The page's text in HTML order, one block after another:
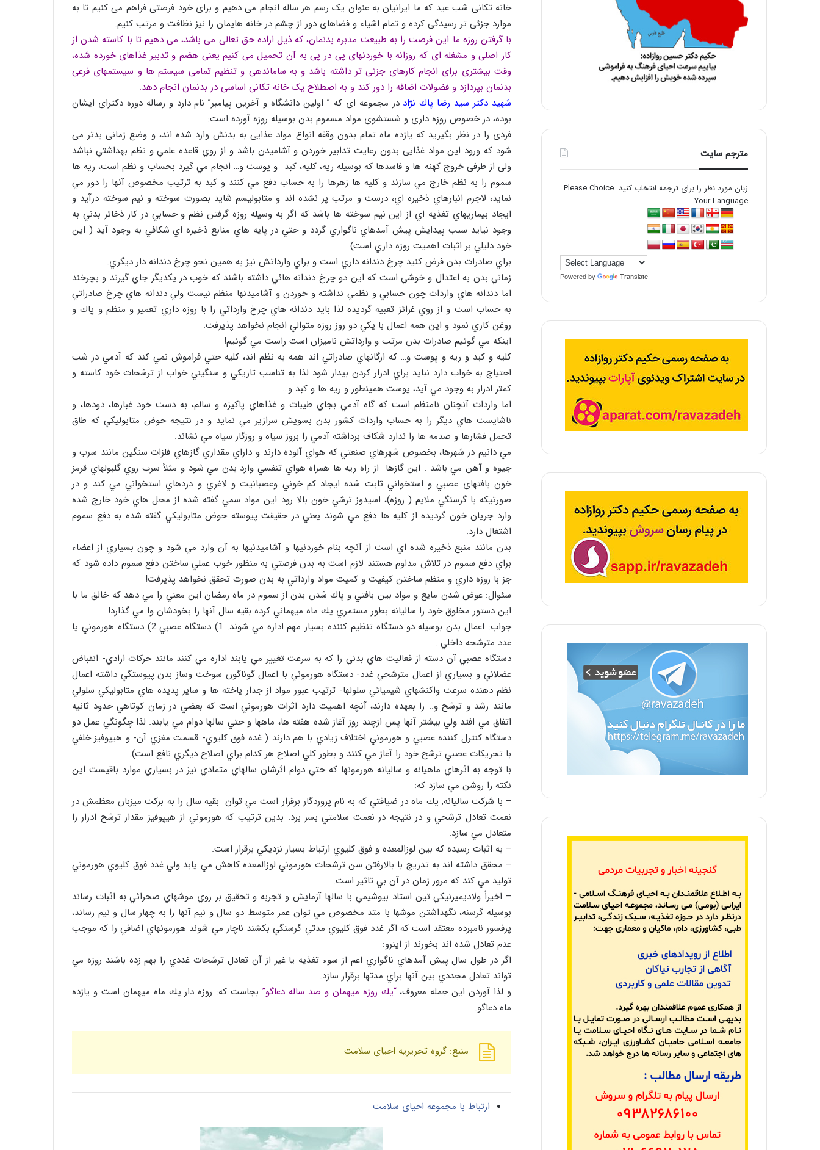
خانه تکانی شب عید که ما ایرانیان به عنوان یک رسم هر ساله انجام می دهیم و برای خود فرصتی فراهم می کنیم تا به
موارد جزئی تر رسیدگی کرده و تمام اشیاء و فضاهای دور از چشم در خانه هایمان را نیز نظافت و مرتب کنیم.
با گرفتن روزه ما این فرصت را به طبیعت مدبره بدنمان، که ذیل اراده حق تعالی می باشد، می دهیم تا با کاسته شدن از
کار اصلی و مشغله ای که روزانه با خوردنهای پی در پی به آن تحمیل می کنیم یعنی هضم و تدبیر غذاهای خورده شده،
وقت بیشتری برای انجام کارهای جزئی تر داشته باشد و به ساماندهی و تنظیم تمامی سیستم ها و سیستمهای فرعی
بدنمان بپردازد و فضولات اضافه را دور کند و به اصطلاح یک خانه تکانی اساسی در بدنمان انجام دهد.
شهید دكتر سید رضا پاك نژاد در مجموعه ای كه ” اولین دانشگاه و آخرین پیامبر” نام دارد و رساله دوره دكترای ایشان
بوده، در خصوص روزه داری و شستشوی مواد مسموم بدن بوسیله روزه آورده است:
فردی را در نظر بگیرید كه يازده ماه تمام بدون وقفه انواع مواد غذایی به بدنش وارد شده اند، و وضع زمانی بدتر می
شود که ورود این مواد غذایی بدون رعایت تدابیر خوردن و آشامیدن باشد و از روي قاعده علمي و نظم بهداشتي نباشد
ولی از طرفی خروج كهنه ها و فاسدها كه بوسيله ريه، كليه، كبد و پوست و… انجام مي گيرد بحساب و نظم است، ريه ها
سموم را به نظم خارج مي سازند و كليه ها زهرها را به حساب دفع مي كنند و كبد به ترتيب مخصوص آنها را دور مي
نمايد، لاجرم انبارهاي ذخيره اي، درست و مرتب پر نشده اند و متابوليسم شايد بصورت سوخته و نيم سوخته درآيد و
ايجاد بيماريهاي تغذيه اي از اين نيم سوخته ها باشد كه اگر به وسيله روزه گرفتن نظم و حسابي در كار ذخائر بدني به
وجود نيايد سبب پيدايش پيش آمدهاي ناگواري گردد و حتي در پايه هاي منابع ذخيره اي شكافي به وجود آيد ( اين
خود دليلي بر اثبات اهمیت روزه داري است)
براي صادرات بدن فرض كنيد چرخ دندانه داري است و براي وارداتش نيز به همين نحو چرخ دندانه دار ديگري.
زماني بدن به اعتدال و خوشي است كه اين دو چرخ دندانه هائي داشته باشند كه خوب در يكديگر جاي گيرند و بچرخند
اما دندانه هاي واردات چون حسابي و نظمي نداشته و خوردن و آشاميدنها منظم نيست ولي دندانه هاي چرخ صادراتي
به حساب است و از روي غرائز تعبيه گرديده لذا بايد دندانه هاي چرخ وارداتي را با روزه داري تعمير و منظم و پاك و
روغن كاري نمود و اين همه اعمال با يكي دو روز روزه متوالي انجام نخواهد پذيرفت.
اينكه مي گوئيم صادرات بدن مرتب و وارداتش ناميزان است راست مي گوئيم!
كليه و كبد و ريه و پوست و… كه ارگانهاي صادراتي اند همه به نظم اند، كليه حتي فراموش نمي كند كه آدمي در شب
احتياج به خواب دارد نبايد براي ادرار كردن بيدار شود لذا به تناسب تاريكي و سنگيني خواب از ترشحات خود كاسته و
كمتر ادرار به وجود مي آيد، پوست همينطور و ريه ها و كبد و…
اما واردات آنچنان نامنظم است كه گاه آدمي بجاي طيبات و غذاهاي پاكيزه و سالم، به دست خود غبارها، دودها، و
ناشايست هاي ديگر را به حساب واردات كشور بدن بسويش سرازير مي نمايد و در نتيجه حوض متابوليكي كه طاق
تحمل فشارها و صدمه ها را ندارد شكاف برداشته آدمي را بروز سياه و روزگار سياه مي نشاند.
مي دانيم در شهرها، بخصوص شهرهاي صنعتي كه هواي آلوده دارند و داراي مقداري گازهاي فلزات سنگين مانند سرب و
جيوه و آهن مي باشد . اين گازها از راه ريه ها همراه هواي تنفسي وارد بدن مي شود و مثلاً سرب روي گلبولهاي قرمز
خون بافتهای عصبي و استخواني ثابت شده ايجاد كم خوني وعصبانيت و لاغري و دردهاي استخواني مي كند و در
صورتيكه با گرسنگي ملايم ( روزه)، اسيدوز ترشي خون بالا رود اين مواد سمي گفته شده از محل هاي خود خارج شده
وارد جريان خون گرديده از كليه ها دفع مي شوند يعني در حقيقت پيوسته حوض متابوليكي گفته شده به دفع سموم
اشتغال دارد.
بدن مانند منبع ذخيره شده اي است از آنچه بنام خوردنيها و آشاميدنيها به آن وارد مي شود و چون بسياري از اعضاء
براي دفع سموم در تلاش مداوم هستند لازم است به بدن فرصتي به منظور خوب عملي ساختن دفع سموم داده شود كه
جز با روزه داري و منظم ساختن كيفيت و كميت مواد وارداتي به بدن صورت تحقق نخواهد پذيرفت!
سئوال: عوض شدن مايع و مواد بين بافتي و پاك شدن بدن از سموم در ماه رمضان اين معني را مي دهد كه خالق ما با
اين دستور مخلوق خود را ساليانه بطور مستمري يك ماه ميهماني كرده بقيه سال آنها را بخودشان وا مي گذارد!
جواب: اعمال بدن بوسيله دو دستگاه تنظيم كننده بسيار مهم اداره مي شوند. 1) دستگاه عصبي 2) دستگاه هورموني يا
غدد مترشحه داخلي .
دستگاه عصبي آن دسته از فعاليت هاي بدني را كه به سرعت تغيير مي يابند اداره مي كنند مانند حركات ارادي- انقباض
عضلاني و بسياري از اعمال مترشحي غدد- دستگاه هورموني با اعمال گوناگون سوخت وساز بدن پيوستگي داشته اعمال
نظم دهنده سرعت واكنشهاي شيميائي سلولها- ترتيب عبور مواد از جدار ياخته ها و ساير پديده هاي متابوليكي سلولي
مانند رشد و ترشح و.. را بعهده دارند، آنچه اهميت دارد اثرات هورموني است كه بعضي در زمان كوتاهي حدود ثانيه
اتفاق مي افتد ولي بيشتر آنها پس ازچند روز آغاز شده هفته ها، ماهها و حتي سالها دوام مي يابند. لذا چگونگي عمل دو
دستگاه كنترل كننده عصبي و هورموني اختلاف زيادي با هم دارند ( غده فوق كليوي- قسمت مغزي آن- و هيپوفيز خلفي
با تحريكات عصبي ترشح خود را آغاز مي كنند و بطور كلي اصلاح هر كدام براي اصلاح ديگري نافع است).
با توجه به اثرهاي ماهيانه و ساليانه هورمونها كه حتي دوام اثرشان سالهاي متمادي نيز در بسياري موارد باقيست اين
نكته را روشن مي سازد كه:
– با شركت ساليانه, يك ماه در ضيافتي كه به نام پروردگار برقرار است مي توان بقيه سال را به بركت ميزبان معظمش در
نعمت تعادل ترشحي و در نتيجه در نعمت سلامتي بسر برد. بدين ترتيب كه هورموني از هيپوفيز مقدار ترشح ادرار را
متعادل مي سازد.
– به اثبات رسيده كه بين لوزالمعده و فوق كليوي ارتباط بسيار نزديكي برقرار است.
– محقق داشته اند به تدريج با بالارفتن سن ترشحات هورموني لوزالمعده كاهش مي يابد ولي غدد فوق كليوي هورموني
توليد مي كند كه مرور زمان در آن بي تاثير است.
– اخيراً ولاديميرنيكي تين استاد بيوشيمي با سالها آزمايش و تجربه و تحقيق بر روي موشهاي صحرائي به اثبات رساند
بوسيله گرسنه، نگهداشتن موشها با متد مخصوص مي توان عمر متوسط دو سال و نیم آنها را به چهار سال و نيم رساند،
پرفسور نامبرده معتقد است كه اگر غدد فوق كليوي مدتي گرسنگي بكشند ناچار مي شوند هورمونهاي اضافي را كه موجب
عدم تعادل شده اند بخورند از اينرو:
اگر در طول سال پيش آمدهاي ناگواري اعم از سوء تغذيه يا غير از آن تعادل ترشحات غددي را بهم زده باشند روزه مي
تواند تعادل مجددي بين آنها براي مدتها برقرار سازد.
و لذا آوردن اين جمله معروف،“يك روزه ميهمان و صد ساله دعاگو” بجاست كه: روزه دار يك ماه ميهمان است و يازده
ماه دعاگو.
منبع: گروه تحریریه احیای سلامت
ارتباط با مجموعه احیای سلامت
توصیه بهداشتی: گوجه سبز و چغاله بادام
قرص ضد بارداری عامل 4 برابري لخته‌ مغزي
مترجم سایت
زبان مورد نظر را برای ترجمه انتخاب کنید. Please Choice
Your Language :
Powered by Translate